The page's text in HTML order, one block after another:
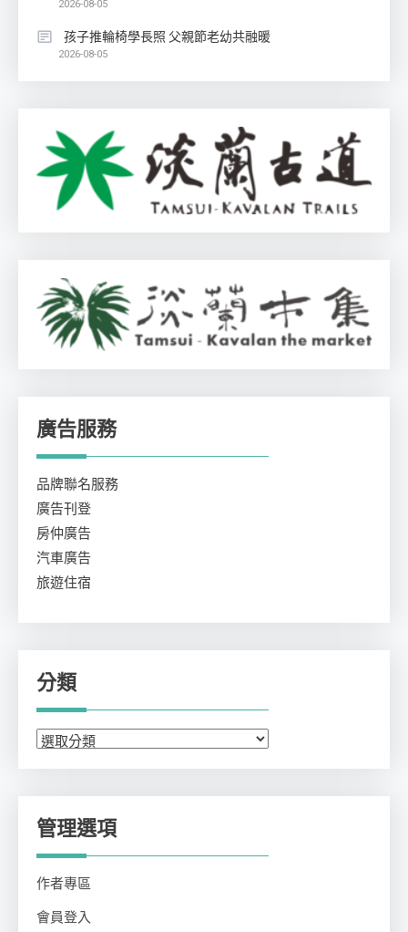
2026-08-05
孩子推輪椅學長照 父親節老幼共融暖
2026-08-05
廣告服務
品牌聯名服務
廣告刊登
房仲廣告
汽車廣告
旅遊住宿
分類
分
管理選項
作者專區
會員登入